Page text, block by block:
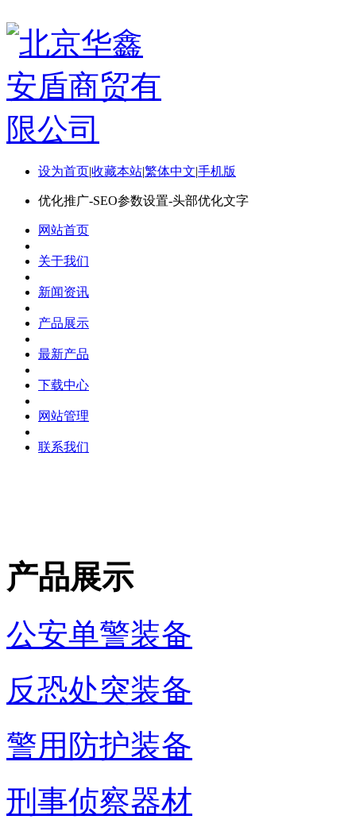
设为首页|收藏本站|繁体中文|手机版
优化推广-SEO参数设置-头部优化文字
网站首页
关于我们
新闻资讯
产品展示
最新产品
下载中心
网站管理
联系我们
产品展示
公安单警装备
反恐处突装备
警用防护装备
刑事侦察器材